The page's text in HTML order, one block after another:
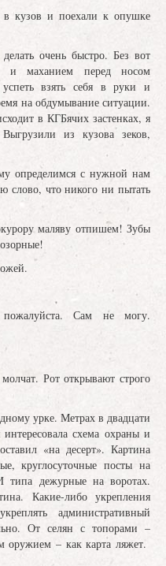
в кузов и поехали к опушке
очень быстро. Без вот
и маханием перед носом
взять себя в руки и
на обдумывание ситуации.
в КГБячих застенках, я
из кузова зеков,
определимся с нужной нам
слово, что никого ни пытать
маляву отпишем! Зубы
Сам не могу.
Рот открывают строго
урке. Метрах в двадцати
схема охраны и
«на десерт». Картина
круглосуточные посты на
типа дежурные на воротах.
Какие-либо укрепления
административный
От селян с топорами –
оружием – как карта ляжет.